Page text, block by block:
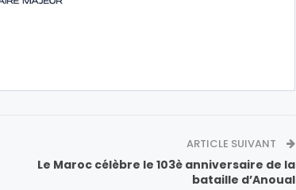
ARTICLE SUIVANT
Le Maroc célèbre le 103è anniversaire de la
bataille d’Anoual